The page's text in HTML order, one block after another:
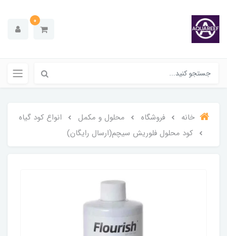
0
خانه فروشگاه محلول و مکمل
انواع کود گیاه
کود محلول فلوریش سیچم(ارسال رایگان)